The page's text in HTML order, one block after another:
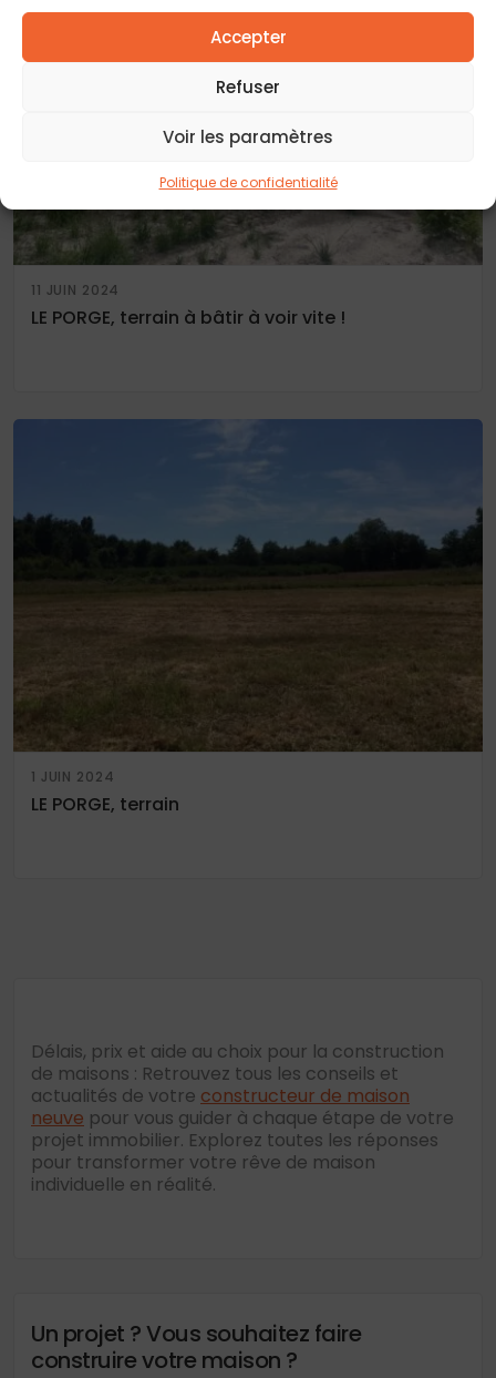
Accepter
Refuser
Voir les paramètres
Politique de confidentialité
11 JUIN 2024
LE PORGE, terrain à bâtir à voir vite !
1 JUIN 2024
LE PORGE, terrain
Délais, prix et aide au choix pour la construction
de maisons : Retrouvez tous les conseils et
actualités de votre constructeur de maison
neuve pour vous guider à chaque étape de votre
projet immobilier. Explorez toutes les réponses
pour transformer votre rêve de maison
individuelle en réalité.
Un projet ? Vous souhaitez faire
construire votre maison ?